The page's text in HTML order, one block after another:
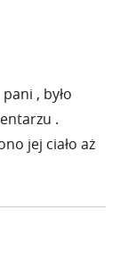
, było
.
jej ciało aż